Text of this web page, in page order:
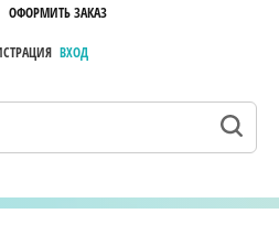
ВХОД
ОФОРМИТЬ ЗАКАЗ